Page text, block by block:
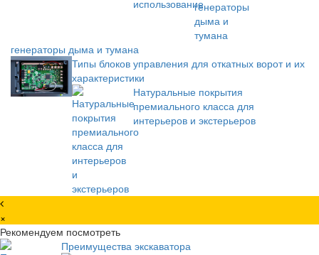
генераторы дыма и тумана
Типы блоков управления для откатных ворот и их
характеристики
Натуральные покрытия
премиального класса для
интерьеров и экстерьеров
×
Рекомендуем посмотреть
Преимущества экскаватора